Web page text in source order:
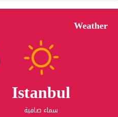
Weather
Istanbul
سماء صافية